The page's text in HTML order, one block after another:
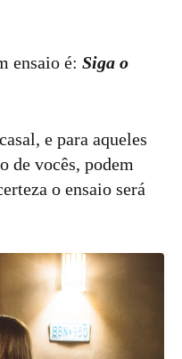
ensaio é: Siga o
e para aqueles
de vocês, podem
o ensaio será